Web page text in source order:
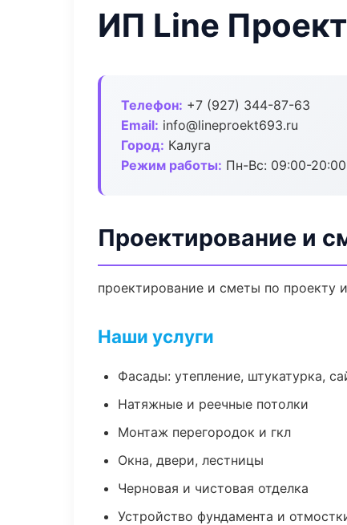
ИП Line Проект
Телефон: +7 (927) 344-87-63
Email: info@lineproekt693.ru
Город: Калуга
Режим работы: Пн-Вс: 09:00-20:00
Проектирование и
проектирование и сметы по проекту
Наши услуги
Фасады: утепление, штукатурка,
Натяжные и реечные потолки
Монтаж перегородок и гкл
Окна, двери, лестницы
Черновая и чистовая отделка
Устройство фундамента и